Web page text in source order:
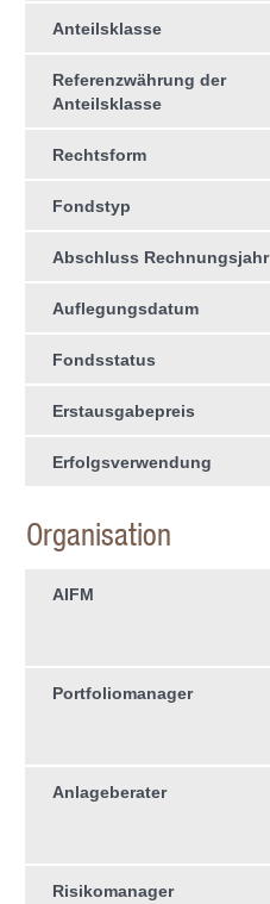
Anteilsklasse
Referenzwährung der
Anteilsklasse
Rechtsform
Fondstyp
Abschluss Rechnungsjahr
Auflegungsdatum
Fondsstatus
Erstausgabepreis
Erfolgsverwendung
Organisation
AIFM
Portfoliomanager
Anlageberater
Risikomanager